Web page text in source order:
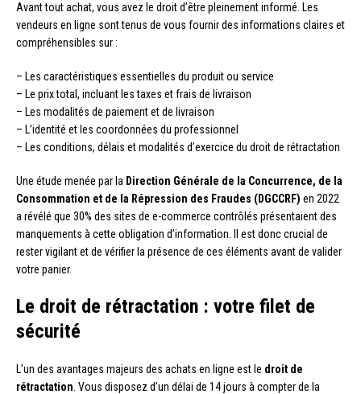
Avant tout achat, vous avez le droit d’être pleinement informé. Les
vendeurs en ligne sont tenus de vous fournir des informations claires et
compréhensibles sur :
– Les caractéristiques essentielles du produit ou service
– Le prix total, incluant les taxes et frais de livraison
– Les modalités de paiement et de livraison
– L’identité et les coordonnées du professionnel
– Les conditions, délais et modalités d’exercice du droit de rétractation
Une étude menée par la Direction Générale de la Concurrence, de la
Consommation et de la Répression des Fraudes (DGCCRF) en 2022
a révélé que 30% des sites de e-commerce contrôlés présentaient des
manquements à cette obligation d’information. Il est donc crucial de
rester vigilant et de vérifier la présence de ces éléments avant de valider
votre panier.
Le droit de rétractation : votre filet de
sécurité
L’un des avantages majeurs des achats en ligne est le droit de
rétractation. Vous disposez d’un délai de 14 jours à compter de la